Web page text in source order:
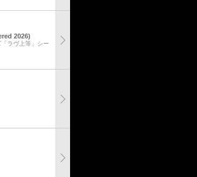
2026)
ラヴ上等」シー